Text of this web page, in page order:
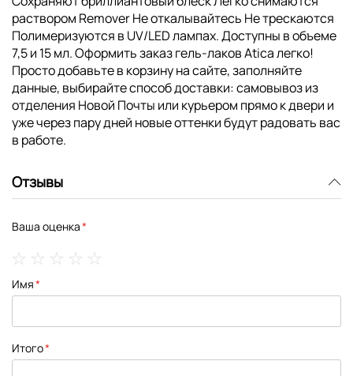
раствором Remover Не откалывайтесь Не трескаются
Полимеризуются в UV/LED лампах. Доступны в объеме
7,5 и 15 мл. Оформить заказ гель-лаков Atica легко!
Просто добавьте в корзину на сайте, заполняйте
данные, выбирайте способ доставки: самовывоз из
отделения Новой Почты или курьером прямо к двери и
уже через пару дней новые оттенки будут радовать вас
в работе.
Отзывы
Ваша оценка
star
stars
stars
stars
stars
Имя
Итого